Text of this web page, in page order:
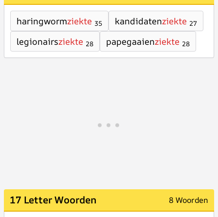
haringwormziekte 35 kandidatenziekte 27
legionairsziekte 28 papegaaienziekte 28
17 Letter Woorden 8 Woorden